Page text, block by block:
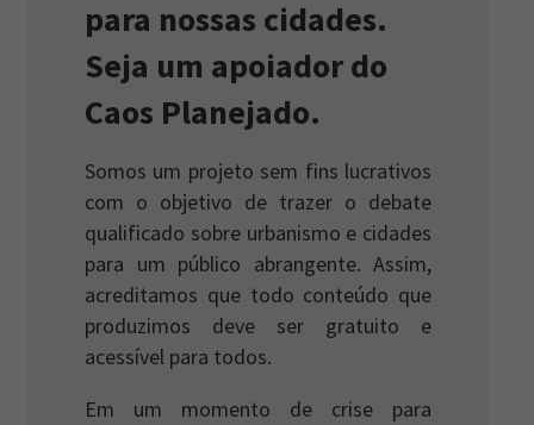
para nossas cidades.
Seja um apoiador do
Caos Planejado.
Somos um projeto sem fins lucrativos
com o objetivo de trazer o debate
qualificado sobre urbanismo e cidades
para um público abrangente. Assim,
acreditamos que todo conteúdo que
produzimos deve ser gratuito e
acessível para todos.
Em um momento de crise para